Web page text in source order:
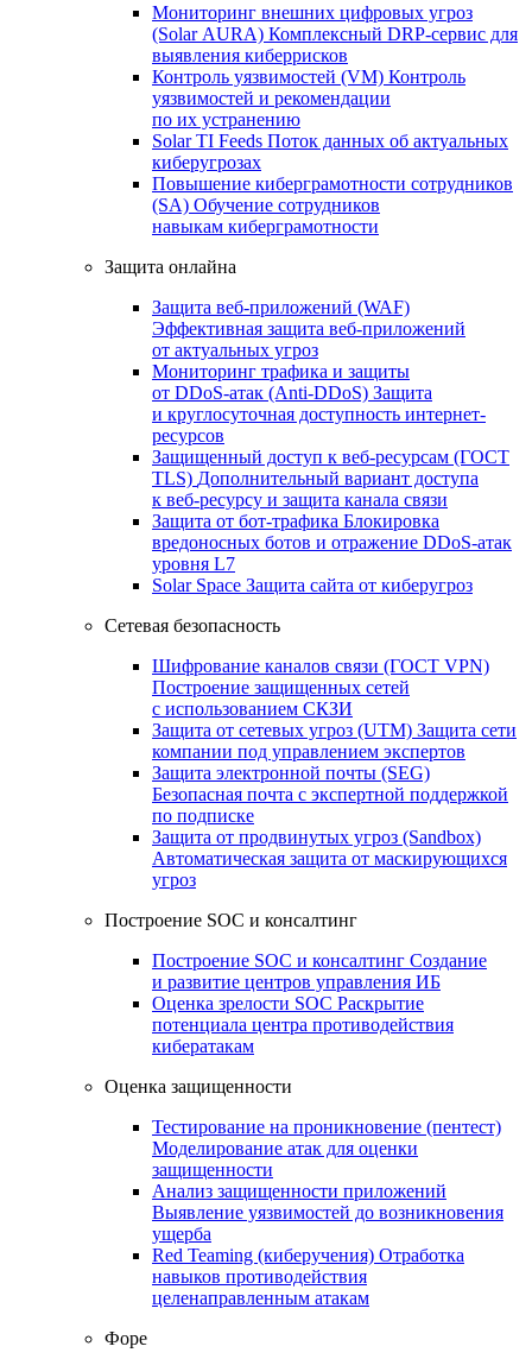
Мониторинг внешних цифровых угроз
(Solar AURA) Комплексный DRP-сервис для
выявления киберрисков
Контроль уязвимостей (VM) Контроль
уязвимостей и рекомендации
по их устранению
Solar TI Feeds Поток данных об актуальных
киберугрозах
Повышение киберграмотности сотрудников
(SA) Обучение сотрудников
навыкам киберграмотности
Защита онлайна
Защита веб-приложений (WAF)
Эффективная защита веб-приложений
от актуальных угроз
Мониторинг трафика и защиты
от DDoS‑атак (Anti‑DDoS) Защита
и круглосуточная доступность интернет-
ресурсов
Защищенный доступ к веб-ресурсам (ГОСТ
TLS) Дополнительный вариант доступа
к веб‑ресурсу и защита канала связи
Защита от бот‑трафика Блокировка
вредоносных ботов и отражение DDoS‑атак
уровня L7
Solar Space Защита сайта от киберугроз
Сетевая безопасность
Шифрование каналов связи (ГОСТ VPN)
Построение защищенных сетей
с использованием СКЗИ
Защита от сетевых угроз (UTM) Защита сети
компании под управлением экспертов
Защита электронной почты (SEG)
Безопасная почта с экспертной поддержкой
по подписке
Защита от продвинутых угроз (Sandbox)
Автоматическая защита от маскирующихся
угроз
Построение SOC и консалтинг
Построение SOC и консалтинг Создание
и развитие центров управления ИБ
Оценка зрелости SOC Раскрытие
потенциала центра противодействия
кибератакам
Оценка защищенности
Тестирование на проникновение (пентест)
Моделирование атак для оценки
защищенности
Анализ защищенности приложений
Выявление уязвимостей до возникновения
ущерба
Red Teaming (киберучения) Отработка
навыков противодействия
целенаправленным атакам
Форе